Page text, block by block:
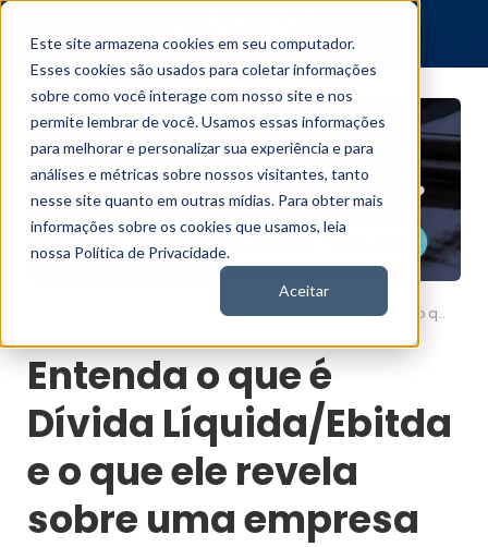
Este site armazena cookies em seu computador.
Esses cookies são usados para coletar informações
sobre como você interage com nosso site e nos
permite lembrar de você. Usamos essas informações
para melhorar e personalizar sua experiência e para
análises e métricas sobre nossos visitantes, tanto
nesse site quanto em outras mídias. Para obter mais
informações sobre os cookies que usamos, leia
nossa Política de Privacidade.
Aceitar
Entenda o que é Dívida Líquida/Ebitda e o que ele revela sobre uma empresa
Entenda o que é
Dívida Líquida/Ebitda
e o que ele revela
sobre uma empresa